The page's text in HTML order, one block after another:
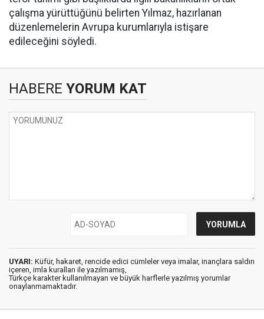
çalışma yürüttüğünü belirten Yılmaz, hazırlanan
düzenlemelerin Avrupa kurumlarıyla istişare
edileceğini söyledi.
HABERE YORUM KAT
UYARI: Küfür, hakaret, rencide edici cümleler veya imalar, inançlara saldırı
içeren, imla kuralları ile yazılmamış,
Türkçe karakter kullanılmayan ve büyük harflerle yazılmış yorumlar
onaylanmamaktadır.